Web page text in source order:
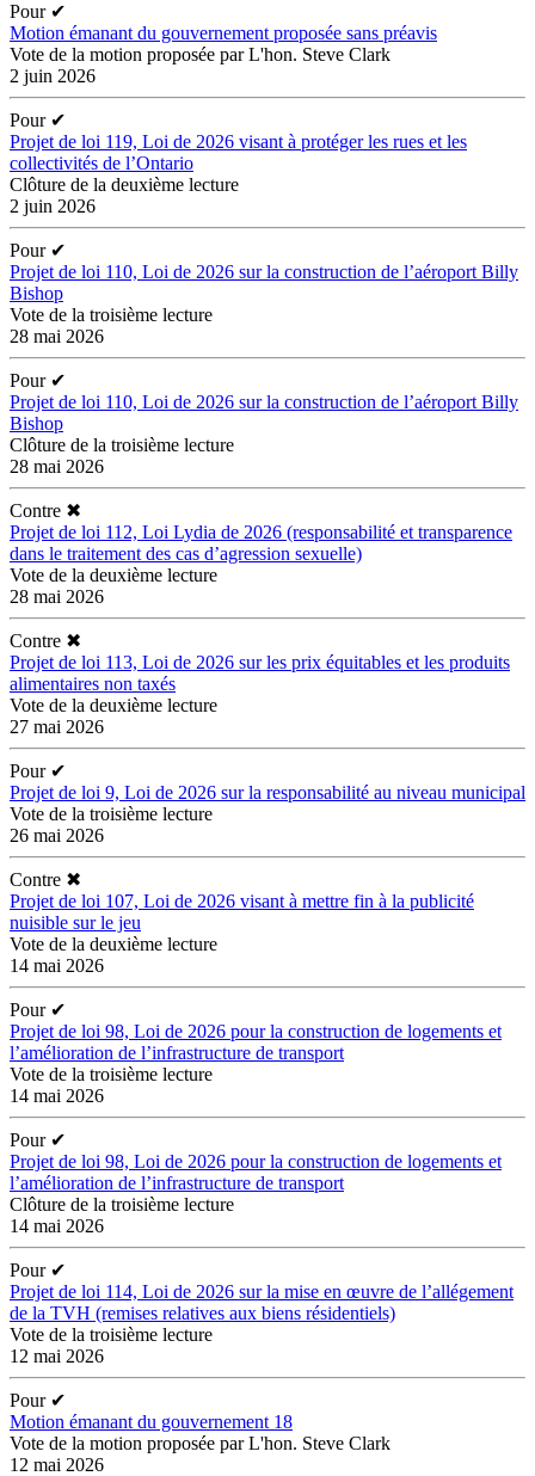
Pour ✔
Motion émanant du gouvernement proposée sans préavis
Vote de la motion proposée par L'hon. Steve Clark
2 juin 2026
Pour ✔
Projet de loi 119, Loi de 2026 visant à protéger les rues et les
collectivités de l’Ontario
Clôture de la deuxième lecture
2 juin 2026
Pour ✔
Projet de loi 110, Loi de 2026 sur la construction de l’aéroport Billy
Bishop
Vote de la troisième lecture
28 mai 2026
Pour ✔
Projet de loi 110, Loi de 2026 sur la construction de l’aéroport Billy
Bishop
Clôture de la troisième lecture
28 mai 2026
Contre ✖
Projet de loi 112, Loi Lydia de 2026 (responsabilité et transparence
dans le traitement des cas d’agression sexuelle)
Vote de la deuxième lecture
28 mai 2026
Contre ✖
Projet de loi 113, Loi de 2026 sur les prix équitables et les produits
alimentaires non taxés
Vote de la deuxième lecture
27 mai 2026
Pour ✔
Projet de loi 9, Loi de 2026 sur la responsabilité au niveau municipal
Vote de la troisième lecture
26 mai 2026
Contre ✖
Projet de loi 107, Loi de 2026 visant à mettre fin à la publicité
nuisible sur le jeu
Vote de la deuxième lecture
14 mai 2026
Pour ✔
Projet de loi 98, Loi de 2026 pour la construction de logements et
l’amélioration de l’infrastructure de transport
Vote de la troisième lecture
14 mai 2026
Pour ✔
Projet de loi 98, Loi de 2026 pour la construction de logements et
l’amélioration de l’infrastructure de transport
Clôture de la troisième lecture
14 mai 2026
Pour ✔
Projet de loi 114, Loi de 2026 sur la mise en œuvre de l’allégement
de la TVH (remises relatives aux biens résidentiels)
Vote de la troisième lecture
12 mai 2026
Pour ✔
Motion émanant du gouvernement 18
Vote de la motion proposée par L'hon. Steve Clark
12 mai 2026